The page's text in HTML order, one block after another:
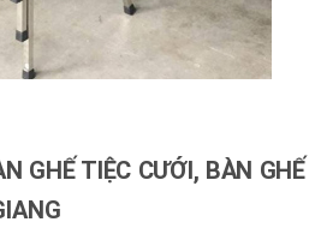
GHẾ TIỆC CƯỚI, BÀN GHẾ